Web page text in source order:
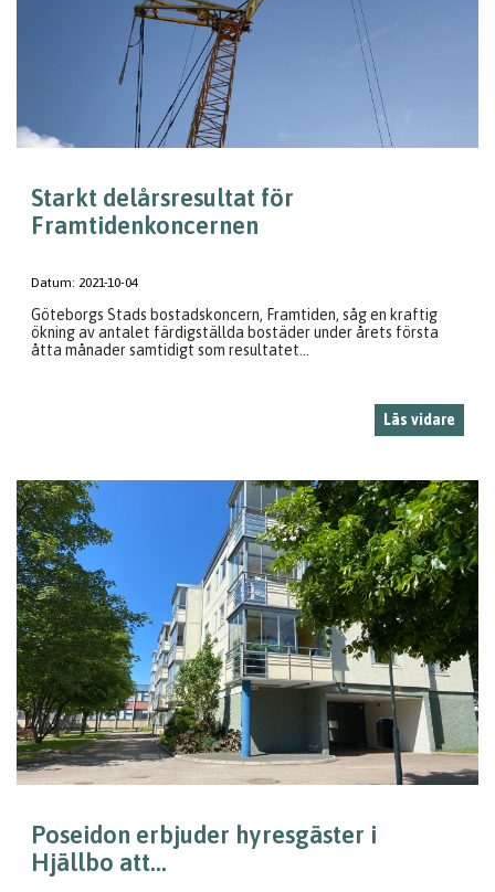
Starkt delårsresultat för
Framtidenkoncernen
Datum: 2021-10-04
Göteborgs Stads bostadskoncern, Framtiden, såg en kraftig
ökning av antalet färdigställda bostäder under årets första
åtta månader samtidigt som resultatet...
Läs vidare
Poseidon erbjuder hyresgäster i
Hjällbo att...